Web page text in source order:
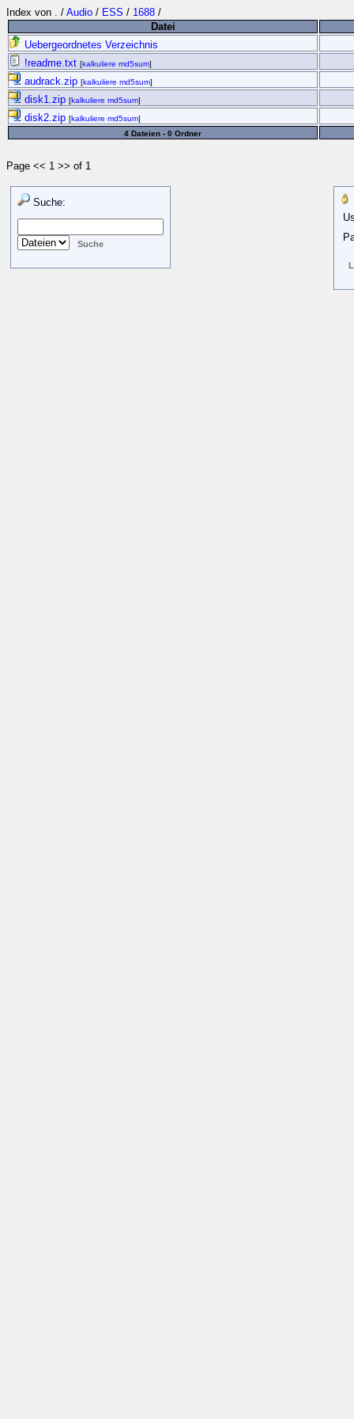
Index von . / Audio / ESS / 1688 /
Datei
Uebergeordnetes Verzeichnis
!readme.txt [kalkuliere md5sum]
audrack.zip [kalkuliere md5sum]
disk1.zip [kalkuliere md5sum]
disk2.zip [kalkuliere md5sum]
4 Dateien - 0 Ordner
Page << 1 >> of 1
Suche: